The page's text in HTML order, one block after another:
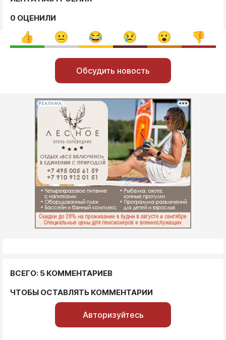
0 ОЦЕНИЛИ
Обсудить новость
РЕКЛАМА
ВСЕГО: 5 КОММЕНТАРИЕВ
ЧТОБЫ ОСТАВЛЯТЬ КОММЕНТАРИИ
Авторизуйтесь